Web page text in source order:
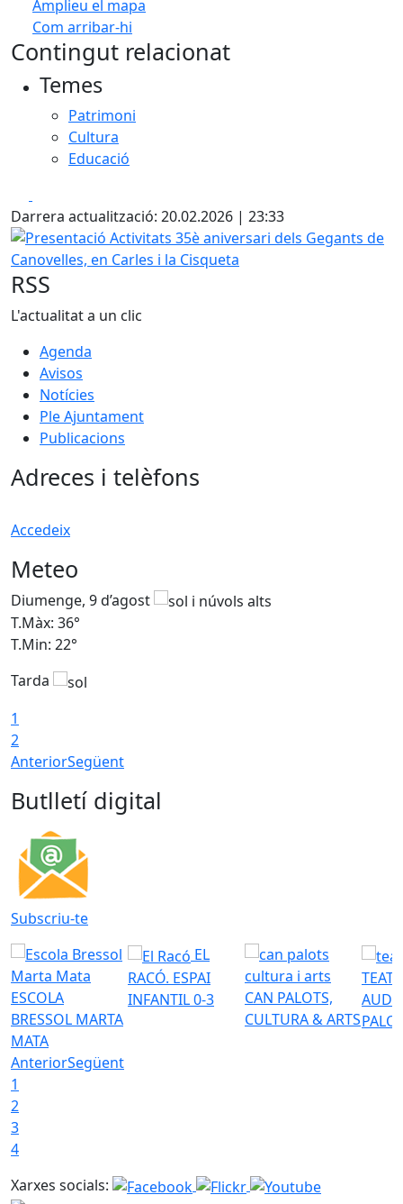
Amplieu el mapa
Com arribar-hi
+
Contingut relacionat
Temes
Patrimoni
Cultura
Educació
Darrera actualització: 20.02.2026 | 23:33
Presentació Activitats 35è aniversari dels Gegants de
RSS
L'actualitat a un clic
Agenda
Avisos
Notícies
Ple Ajuntament
Publicacions
Adreces i telèfons
Accedeix
Meteo
Diumenge, 9 d’agost
T.Màx: 36°
T.Min: 22°
Tarda
1
2
AnteriorSegüent
Butlletí digital
Subscriu-te
ESCOLA
BRESSOL MARTA
MATA
EL
RACÓ. ESPAI
INFANTIL 0-3
CAN PALOTS,
CULTURA & ARTS
AnteriorSegüent
1
2
3
4
Xarxes socials: